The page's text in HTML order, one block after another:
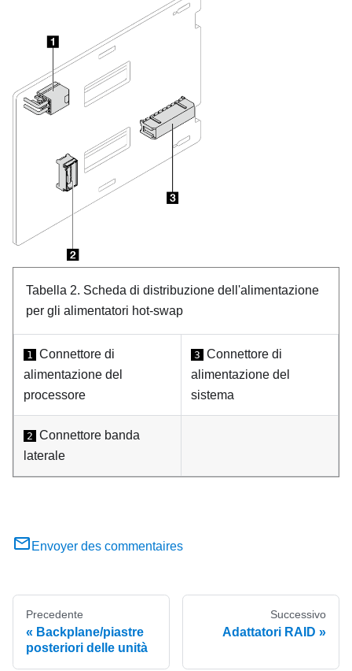
Tabella 2. Scheda di distribuzione dell'alimentazione
per gli alimentatori hot-swap
1 Connettore di
alimentazione del
processore
3 Connettore di
alimentazione del
sistema
2 Connettore banda
laterale
Envoyer des commentaires
Precedente
Backplane/piastre
posteriori delle unità
Successivo
Adattatori RAID